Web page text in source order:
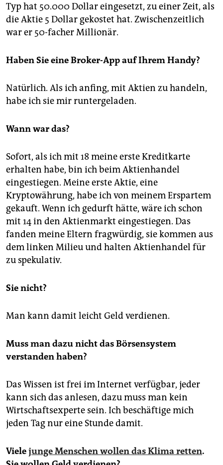
Typ hat 50.000 Dollar eingesetzt, zu einer Zeit, als
die Aktie 5 Dollar gekostet hat. Zwischenzeitlich
war er 50-facher Millionär.
Haben Sie eine Broker-App auf Ihrem Handy?
Natürlich. Als ich anfing, mit Aktien zu handeln,
habe ich sie mir runtergeladen.
Wann war das?
Sofort, als ich mit 18 meine erste Kreditkarte
erhalten habe, bin ich beim Aktienhandel
eingestiegen. Meine erste Aktie, eine
Kryptowährung, habe ich von meinem Erspartem
gekauft. Wenn ich gedurft hätte, wäre ich schon
mit 14 in den Aktienmarkt eingestiegen. Das
fanden meine Eltern fragwürdig, sie kommen aus
dem linken Milieu und halten Aktienhandel für
zu spekulativ.
Sie nicht?
Man kann damit leicht Geld verdienen.
Muss man dazu nicht das Börsensystem
verstanden haben?
Das Wissen ist frei im Internet verfügbar, jeder
kann sich das anlesen, dazu muss man kein
Wirtschaftsexperte sein. Ich beschäftige mich
jeden Tag nur eine Stunde damit.
Vielejunge Menschen wollen das Klima retten.